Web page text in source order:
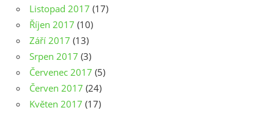
Listopad 2017 (17)
Říjen 2017 (10)
Září 2017 (13)
Srpen 2017 (3)
Červenec 2017 (5)
Červen 2017 (24)
Květen 2017 (17)